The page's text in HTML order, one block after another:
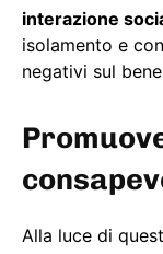
interazione
isolamento e
negativi sul
Alla luce di